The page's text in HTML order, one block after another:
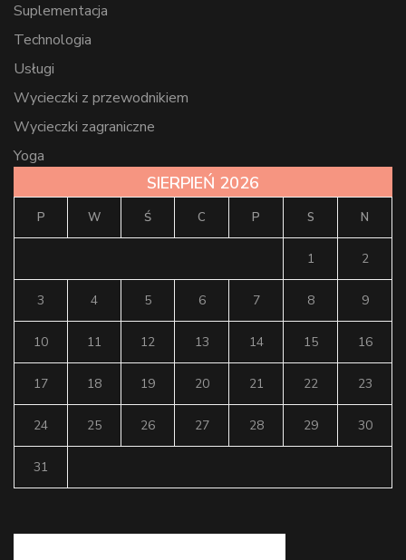
Suplementacja
Technologia
Usługi
Wycieczki z przewodnikiem
Wycieczki zagraniczne
Yoga
SIERPIEŃ 2026
P W Ś C P S N
1 2
3 4 5 6 7 8 9
10 11 12 13 14 15 16
17 18 19 20 21 22 23
24 25 26 27 28 29 30
31